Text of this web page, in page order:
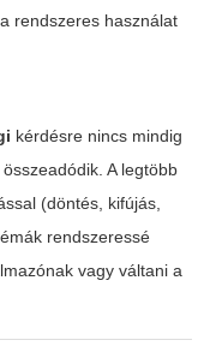
rendszeres használat
kérdésre nincs mindig
A legtöbb
(döntés, kifújás,
rendszeressé
vagy váltani a